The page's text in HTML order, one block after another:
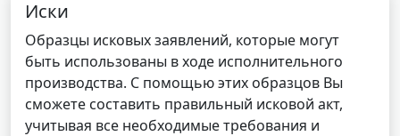
Иски
Образцы исковых заявлений, которые могут
быть использованы в ходе исполнительного
производства. С помощью этих образцов Вы
сможете составить правильный исковой акт,
учитывая все необходимые требования и